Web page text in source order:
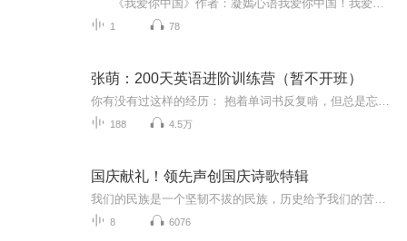
1 78
张萌：200天英语进阶训练营（暂不开班）
188 4.5万
国庆献礼！领先声创国庆诗歌特辑
8 6076